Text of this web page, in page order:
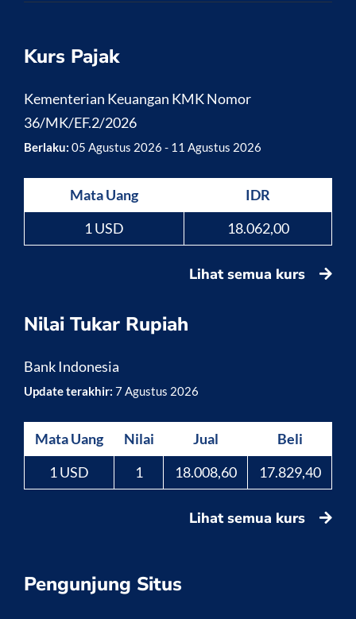
Kurs Pajak
Kementerian Keuangan KMK Nomor
36/MK/EF.2/2026
Berlaku: 05 Agustus 2026 - 11 Agustus 2026
Mata Uang
IDR
1 USD
18.062,00
Lihat semua kurs
Nilai Tukar Rupiah
Bank Indonesia
Update terakhir: 7 Agustus 2026
Mata Uang Nilai Jual
Beli
1 USD
1 18.008,60 17.829,40
Lihat semua kurs
Pengunjung Situs